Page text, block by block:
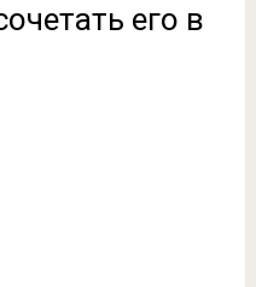
его в